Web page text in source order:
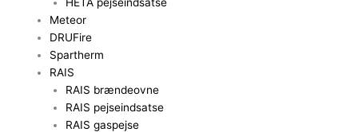
Meteor
DRUFire
Spartherm
RAIS
RAIS brændeovne
RAIS pejseindsatse
RAIS gaspejse